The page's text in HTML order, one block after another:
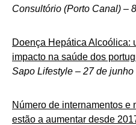
Consultório (Porto Canal) –
Doença Hepática Alcoólica:
impacto na saúde dos
Sapo Lifestyle – 27 de junho
Número de internamentos e
estão a aumentar desde